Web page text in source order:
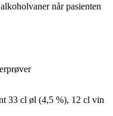
når pasienten
33 cl øl (4,5 %), 12 cl vin